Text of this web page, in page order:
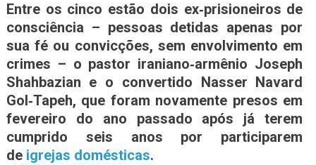
Entre os cinco estão dois ex‑prisioneiros de
consciência – pessoas detidas apenas por
sua fé ou convicções, sem envolvimento em
crimes – o pastor iraniano‑armênio Joseph
Shahbazian e o convertido Nasser Navard
Gol‑Tapeh, que foram novamente presos em
fevereiro do ano passado após já terem
cumprido seis anos por participarem
de igrejas domésticas.